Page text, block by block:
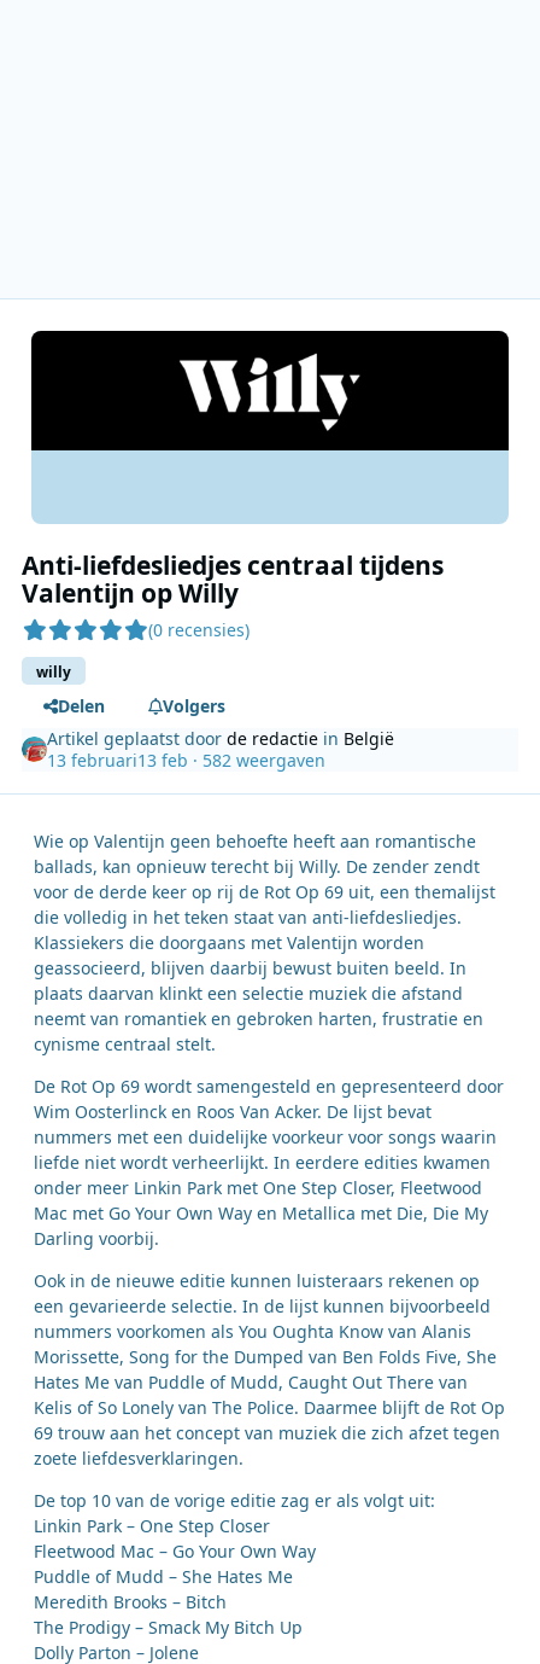
Anti-liefdesliedjes centraal tijdens
Valentijn op Willy
(0 recensies)
willy
Delen
Volgers
Artikel geplaatst doorde redactie in België
13 februari13 feb · 582 weergaven
Wie op Valentijn geen behoefte heeft aan romantische
ballads, kan opnieuw terecht bij Willy. De zender zendt
voor de derde keer op rij de Rot Op 69 uit, een themalijst
die volledig in het teken staat van anti-liefdesliedjes.
Klassiekers die doorgaans met Valentijn worden
geassocieerd, blijven daarbij bewust buiten beeld. In
plaats daarvan klinkt een selectie muziek die afstand
neemt van romantiek en gebroken harten, frustratie en
cynisme centraal stelt.
De Rot Op 69 wordt samengesteld en gepresenteerd door
Wim Oosterlinck en Roos Van Acker. De lijst bevat
nummers met een duidelijke voorkeur voor songs waarin
liefde niet wordt verheerlijkt. In eerdere edities kwamen
onder meer Linkin Park met One Step Closer, Fleetwood
Mac met Go Your Own Way en Metallica met Die, Die My
Darling voorbij.
Ook in de nieuwe editie kunnen luisteraars rekenen op
een gevarieerde selectie. In de lijst kunnen bijvoorbeeld
nummers voorkomen als You Oughta Know van Alanis
Morissette, Song for the Dumped van Ben Folds Five, She
Hates Me van Puddle of Mudd, Caught Out There van
Kelis of So Lonely van The Police. Daarmee blijft de Rot Op
69 trouw aan het concept van muziek die zich afzet tegen
zoete liefdesverklaringen.
De top 10 van de vorige editie zag er als volgt uit:
Linkin Park – One Step Closer
Fleetwood Mac – Go Your Own Way
Puddle of Mudd – She Hates Me
Meredith Brooks – Bitch
The Prodigy – Smack My Bitch Up
Dolly Parton – Jolene